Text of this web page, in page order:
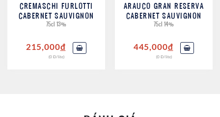
CREMASCHI FURLOTTI
CABERNET SAUVIGNON
75cl 13%
215,000đ
(0 Đ/lite)
ARAUCO GRAN RESERVA
CABERNET SAUVIGNON
75cl 14%
445,000đ
(0 Đ/lite)